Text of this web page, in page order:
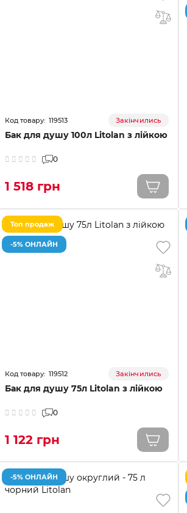
119513 Закінчились
Бак для душу 100л Litolan з лійкою
0
1 518 грн
Топ продаж
-5% ОНЛАЙН
119512 Закінчились
Бак для душу 75л Litolan з лійкою
0
1 122 грн
-5% ОНЛАЙН